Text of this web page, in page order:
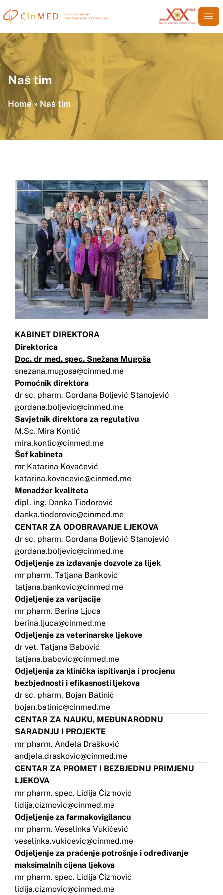
Naš tim
Home» Naš tim
KABINET DIREKTORA
Direktorica
Doc. dr med. spec. Snežana Mugoša
snezana.mugosa@cinmed.me
Pomoćnik direktora
dr sc. pharm. Gordana Boljević Stanojević
gordana.boljevic@cinmed.me
Savjetnik direktora za regulativu
M.Sc. Mira Kontić
mira.kontic@cinmed.me
Šef kabineta
mr Katarina Kovačević
katarina.kovacevic@cinmed.me
Menadžer kvaliteta
dipl. ing. Danka Tiodorović
danka.tiodorovic@cinmed.me
CENTAR ZA ODOBRAVANJE LJEKOVA
dr sc. pharm. Gordana Boljević Stanojević
gordana.boljevic@cinmed.me
Odjeljenje za izdavanje dozvole za lijek
mr pharm. Tatjana Banković
tatjana.bankovic@cinmed.me
Odjeljenje za varijacije
mr pharm. Berina Ljuca
berina.ljuca@cinmed.me
Odjeljenje za veterinarske ljekove
dr vet. Tatjana Babović
tatjana.babovic@cinmed.me
Odjeljenja za klinička ispitivanja i procjenu
bezbjednosti i efikasnosti ljekova
dr sc. pharm. Bojan Batinić
bojan.batinic@cinmed.me
CENTAR ZA NAUKU, MEĐUNARODNU
SARADNJU I PROJEKTE
mr pharm. Anđela Drašković
andjela.draskovic@cinmed.me
CENTAR ZA PROMET I BEZBJEDNU PRIMJENU
LJEKOVA
mr pharm. spec. Lidija Čizmović
lidija.cizmovic@cinmed.me
Odjeljenje za farmakovigilancu
mr pharm. Veselinka Vukićević
veselinka.vukicevic@cinmed.me
Odjeljenje za praćenje potrošnje i određivanje
maksimalnih cijena ljekova
mr pharm. spec. Lidija Čizmović
lidija.cizmovic@cinmed.me